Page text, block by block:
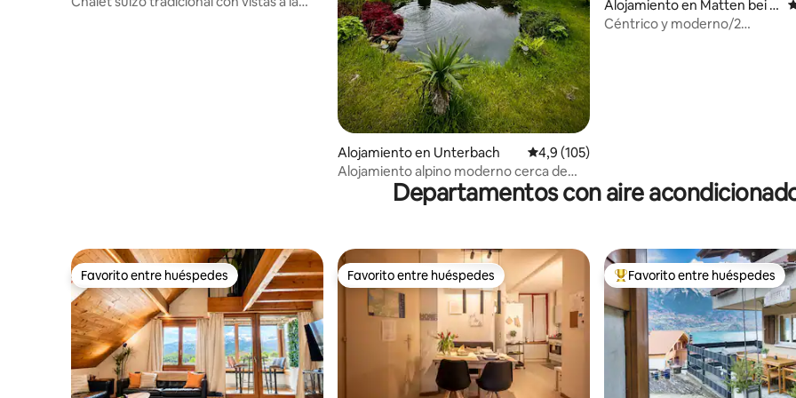
Alojamiento en Unterbach Calificación promedio: 4,9 de 5. 105
4,9 (105)
Alojamiento alpino moderno cerca de
Interlaken – Familias
Alojamiento en Matten bei In
terlaken
Céntrico y moderno/2
Departamentos con aire
Favorito entre huéspedes
Favorito entre huéspedes Favorito entre huéspedes
Favorito entre huéspedes Favorito entre los huéspedes
Favorito entre huéspedes